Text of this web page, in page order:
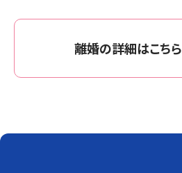
離婚の詳細はこちら